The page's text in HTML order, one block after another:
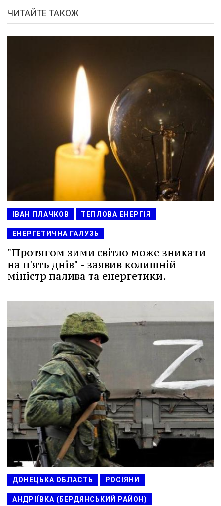
ЧИТАЙТЕ ТАКОЖ
ІВАН ПЛАЧКОВ ТЕПЛОВА ЕНЕРГІЯ
ЕНЕРГЕТИЧНА ГАЛУЗЬ
"Протягом зими світло може зникати
на п'ять днів" - заявив колишній
міністр палива та енергетики.
ДОНЕЦЬКА ОБЛАСТЬ РОСІЯНИ
АНДРІЇВКА (БЕРДЯНСЬКИЙ РАЙОН)